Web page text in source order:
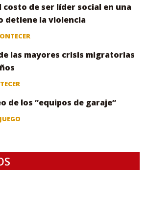
costo de ser líder social en una
detiene la violencia
las mayores crisis migratorias
de los “equipos de garaje”